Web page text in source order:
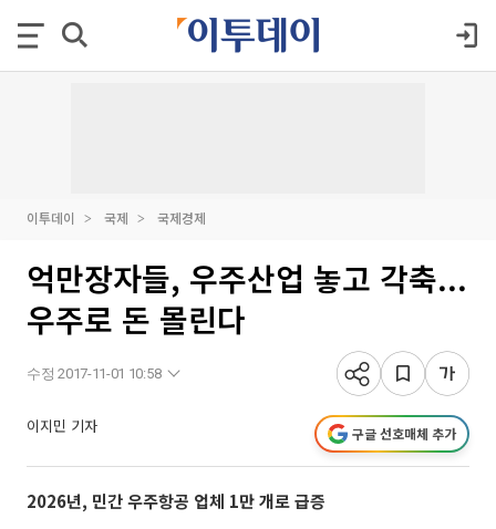
이투데이 국제 국제경제
억만장자들, 우주산업 놓고 각축...
우주로 돈 몰린다
수정 2017-11-01 10:58
이지민 기자 구글 선호매체 추가
2026년, 민간 우주항공 업체 1만 개로 급증